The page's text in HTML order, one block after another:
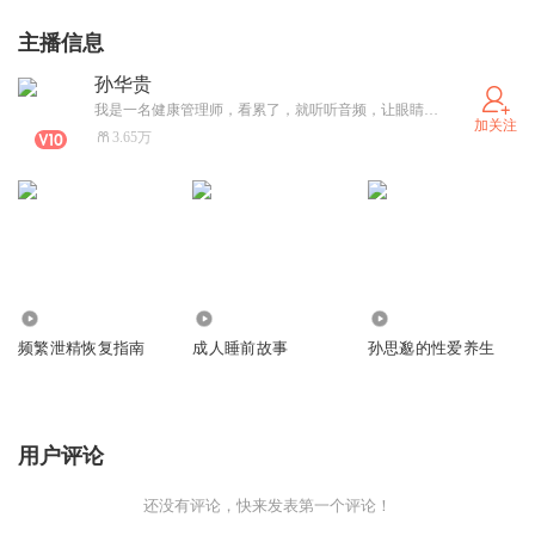
主播信息
孙华贵
我是一名健康管理师，看累了，就听听音频，让眼睛休息一下。
3.65万
加关注
频繁泄精恢复指南 成人睡前故事 孙思邈的性爱养生
用户评论
还没有评论，快来发表第一个评论！